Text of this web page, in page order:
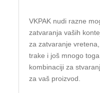
VKPAK nudi razne
zatvaranja vaših
za zatvaranje
trake i još mnogo
kombinaciji za
za vaš proizvod.